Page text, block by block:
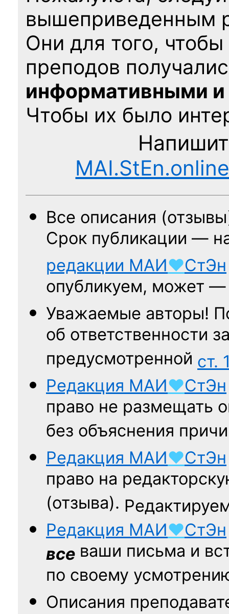
вышеприведенным
Они для того,
преподов
информативными
Чтобы их было
Все описания
Срок публикации —
редакции МАИ♥СтЭн
опубликуем, может
Уважаемые авторы!
об ответственности
предусмотренной ст.
Редакция МАИ♥СтЭн
право не размещать
без объяснения
Редакция МАИ♥СтЭн
право на
(отзыва).
Редакция МАИ♥СтЭн
все ваши письма и
по своему
Описания